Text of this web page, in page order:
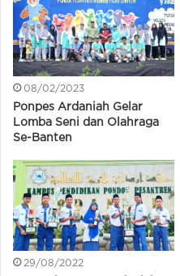
08/02/2023
Ponpes Ardaniah Gelar
Lomba Seni dan Olahraga
Se-Banten
29/08/2022